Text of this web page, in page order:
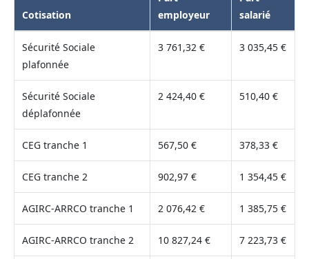
Cotisation
employeur
salarié
Sécurité Sociale
plafonnée
3 761,32 € 3 035,45 €
Sécurité Sociale
déplafonnée
2 424,40 € 510,40 €
CEG tranche 1 567,50 € 378,33 €
CEG tranche 2 902,97 € 1 354,45 €
AGIRC-ARRCO tranche 1 2 076,42 € 1 385,75 €
AGIRC-ARRCO tranche 2 10 827,24 € 7 223,73 €